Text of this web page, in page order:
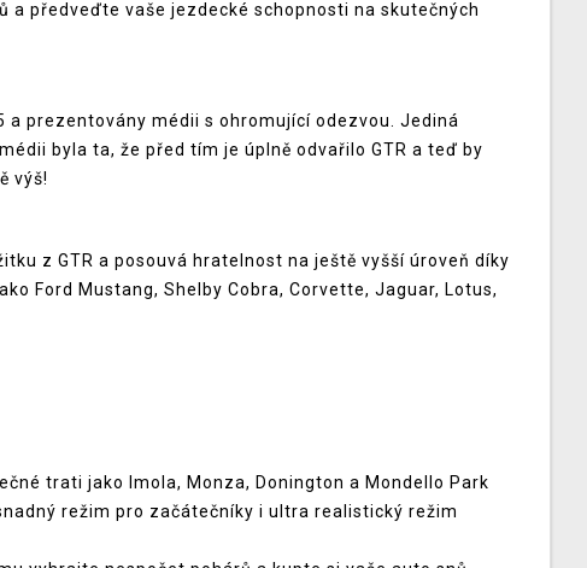
a předveďte vaše jezdecké schopnosti na skutečných
a prezentovány médii s ohromující odezvou. Jediná
byla ta, že před tím je úplně odvařilo GTR a teď by
výš!
z GTR a posouvá hratelnost na ještě vyšší úroveň díky
Ford Mustang, Shelby Cobra, Corvette, Jaguar, Lotus,
trati jako Imola, Monza, Donington a Mondello Park
režim pro začátečníky i ultra realistický režim